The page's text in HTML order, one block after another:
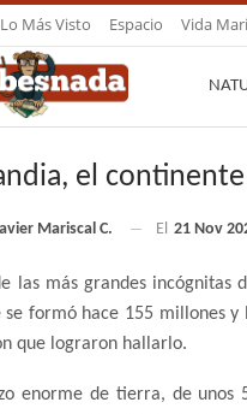
Más Visto Espacio Vida
el
Mariscal C. El 21 Nov
las más grandes incógnitas
se formó hace 155 millones y
que lograron hallarlo.
enorme de tierra, de unos